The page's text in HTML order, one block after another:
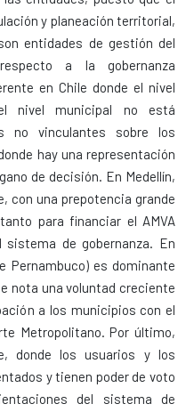
y planeación territorial,
entidades de gestión del
a la gobernanza
en Chile donde el nivel
nivel municipal no está
no vinculantes sobre los
hay una representación
de decisión. En Medellín,
con una prepotencia grande
para financiar el AMVA
de gobernanza. En
Pernambuco) es dominante
nota una voluntad creciente
a los municipios con el
Metropolitano. Por último,
donde los usuarios y los
y tienen poder de voto
del sistema de